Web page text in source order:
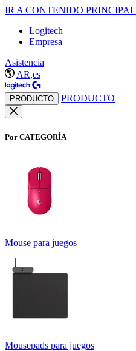
IR A CONTENIDO PRINCIPAL
Logitech
Empresa
Asistencia
AR,es
PRODUCTO PRODUCTO
Por CATEGORÍA
Mouse para juegos
Mousepads para juegos